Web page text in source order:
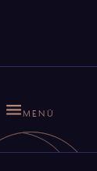
MENÜ